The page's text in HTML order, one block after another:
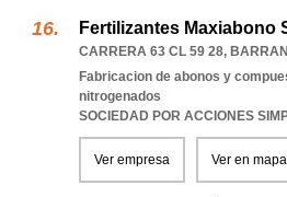
Fertilizantes Maxiabono
CARRERA 63 CL 59 28,
Fabricacion de abonos y
nitrogenados
SOCIEDAD POR ACCIONES
Ver empresa Ver en mapa